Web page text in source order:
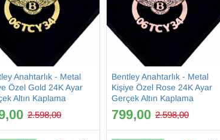
Anahtarlık - Metal
Özel Gold 24K Ayar
Altın Kaplama
2.598,00
Bentley Anahtarlık - Metal
Kişiye Özel Rose 24K Ayar
Gerçek Altın Kaplama
799,00 2.598,00